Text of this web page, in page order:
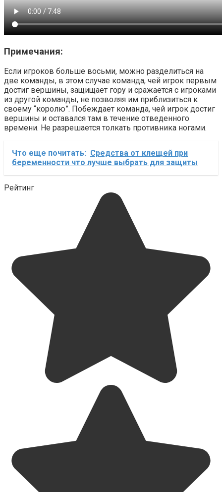
Примечания:
Если игроков больше восьми, можно разделиться на
две команды, в этом случае команда, чей игрок первым
достиг вершины, защищает гору и сражается с игроками
из другой команды, не позволяя им приблизиться к
своему “королю”. Побеждает команда, чей игрок достиг
вершины и оставался там в течение отведенного
времени. Не разрешается толкать противника ногами.
Что еще почитать: Средства от клещей при
беременности что лучше выбрать для защиты
Рейтинг